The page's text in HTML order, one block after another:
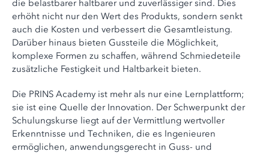
die belastbarer haltbarer und zuverlässiger sind. Dies
erhöht nicht nur den Wert des Produkts, sondern senkt
auch die Kosten und verbessert die Gesamtleistung.
Darüber hinaus bieten Gussteile die Möglichkeit,
komplexe Formen zu schaffen, während Schmiedeteile
zusätzliche Festigkeit und Haltbarkeit bieten.
Die PRINS Academy ist mehr als nur eine Lernplattform;
sie ist eine Quelle der Innovation. Der Schwerpunkt der
Schulungskurse liegt auf der Vermittlung wertvoller
Erkenntnisse und Techniken, die es Ingenieuren
ermöglichen, anwendungsgerecht in Guss- und